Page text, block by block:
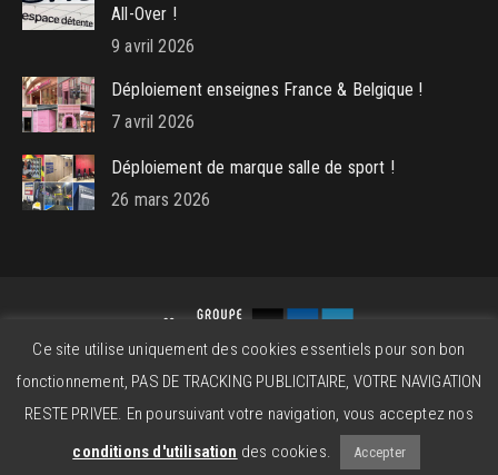
All-Over !
9 avril 2026
Déploiement enseignes France & Belgique !
7 avril 2026
Déploiement de marque salle de sport !
26 mars 2026
Groupe All-Over © 2026 - Powered bybeatitude.eu
Ce site utilise uniquement des cookies essentiels pour son bon
fonctionnement, PAS DE TRACKING PUBLICITAIRE, VOTRE NAVIGATION
RESTE PRIVEE. En poursuivant votre navigation, vous acceptez nos
conditions d'utilisation des cookies. Accepter
01 64 95 08 96